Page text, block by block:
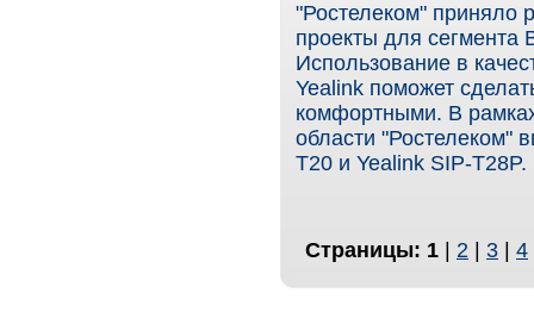
"Ростелеком" приняло
проекты для сегмента
Использование в
Yealink поможет
комфортными. В
области "Ростелеком"
T20 и Yealink SIP-T28P.
Страницы: 1 | 2 | 3 | 4